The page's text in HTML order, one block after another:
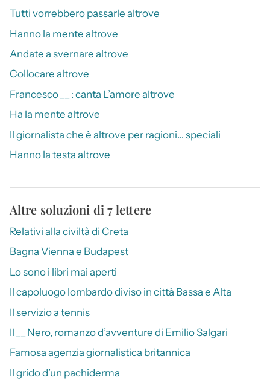
Tutti vorrebbero passarle altrove
Hanno la mente altrove
Andate a svernare altrove
Collocare altrove
Francesco __ : canta L’amore altrove
Ha la mente altrove
Il giornalista che è altrove per ragioni… speciali
Hanno la testa altrove
Altre soluzioni di 7 lettere
Relativi alla civiltà di Creta
Bagna Vienna e Budapest
Lo sono i libri mai aperti
Il capoluogo lombardo diviso in città Bassa e Alta
Il servizio a tennis
Il __ Nero, romanzo d’avventure di Emilio Salgari
Famosa agenzia giornalistica britannica
Il grido d’un pachiderma